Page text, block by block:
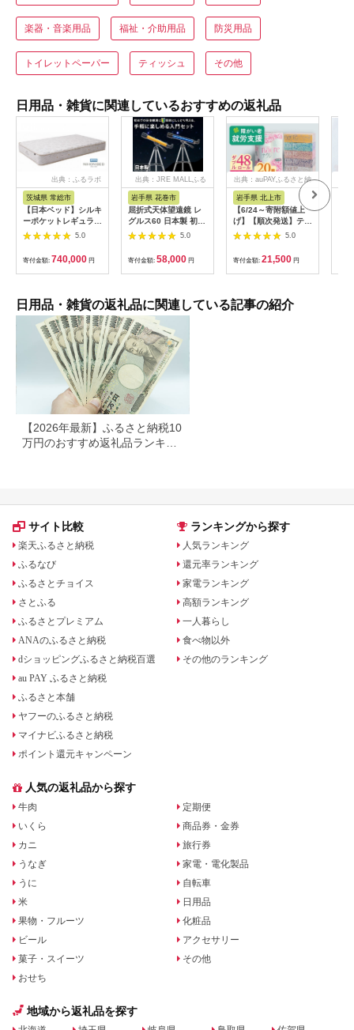
楽器・音楽用品 福祉・介助用品 防災用品
トイレットペーパー ティッシュ その他
日用品・雑貨に関連しているおすすめの返礼品
出典：ふるラボ
茨城県 常総市
【日本ベッド】シルキ
ーポケットレギュラー
11334 シングル 日本
ベッド シルキーポケ
ットレギュラー シン
グル 通気性 ロングセ
ラー 放湿性 ※沖縄
5.0
寄付金額: 740,000 円
出典：JRE MALLふる
さと納税
岩手県 花巻市
屈折式天体望遠鏡 レ
グルス60 日本製 初心
者用 スマホ撮影 (カラ
ー：オレンジ）
【1835-2】
5.0
寄付金額: 58,000 円
出典：auPAYふるさと納
岩手県 北上市
【6/24～寄附額値上
げ】【順次発送】ティ
ッシュペーパー 20箱
＆ トイレットロール
(ダブル) 48個 福祉施
設支援 日用品 常備品
備蓄品 box ちり紙 テ
ィッシュ パルプ
100％ 無香料 1箱
5.0
寄付金額: 21,500 円
日用品・雑貨の返礼品に関連している記事の紹介
【2026年最新】ふるさと納税10
万円のおすすめ返礼品ランキン
サイト比較
楽天ふるさと納税
ふるなび
ふるさとチョイス
さとふる
ふるさとプレミアム
ANAのふるさと納税
dショッピングふるさと納税百選
au PAY ふるさと納税
ふるさと本舗
ヤフーのふるさと納税
マイナビふるさと納税
ポイント還元キャンペーン
ランキングから探す
人気ランキング
還元率ランキング
家電ランキング
高額ランキング
一人暮らし
食べ物以外
その他のランキング
人気の返礼品から探す
牛肉
いくら
カニ
うなぎ
うに
米
果物・フルーツ
ビール
菓子・スイーツ
おせち
定期便
商品券・金券
旅行券
家電・電化製品
自転車
日用品
化粧品
アクセサリー
その他
地域から返礼品を探す